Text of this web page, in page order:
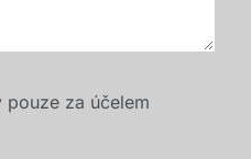
pouze za účelem